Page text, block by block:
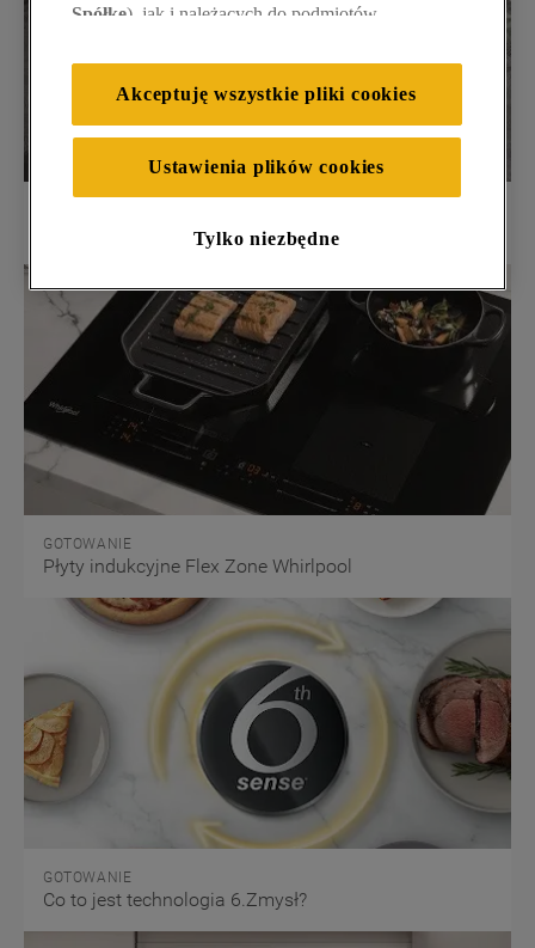
Jaki okap kuchenny Whirlpool wybrać?
GOTOWANIE
Płyty indukcyjne Flex Zone Whirlpool
GOTOWANIE
Co to jest technologia 6.Zmysł?
Spółkę), jak i należących do podmiotów
prawidłowego funkcjonowania strony, poprawę
komfortu oraz personalizację przeglądania
(techniczne pliki cookie), cele statystyczne i
rozróżnianie użytkowników (analityczne pliki
– również w serwisach zewnętrznych i na
marketingowe i profilujące pliki cookie).
Więcej informacji o tym, jakSpółka
korzysta z
plików cookie oraz jak zmienić preferencje,
znajdą Państwo w naszej
Polityce Cookies
Informacje na temat przetwarzania danych
osobowych zbieranych za pośrednictwem
plików cookie dostępne są w naszej Polityce
WSZYSTKIE PLIKI COOKIES"
, wyrażają
Państwo zgodę na instalację wszystkich
rodzajów plików cookie oraz na udostępnianie
Państwa danych podmiotom trzecim w wyżej
wymienionych celach.
„USTAWIENIA PLIKÓW
, mogą Państwo samodzielnie
zarządzać swoimi preferencjami.
Kliknięcie przycisku „TYLKO
NIEZBĘDNE"spowoduje zachowanie
Akceptuję wszystkie pliki cookies
Ustawienia plików cookies
Tylko niezbędne